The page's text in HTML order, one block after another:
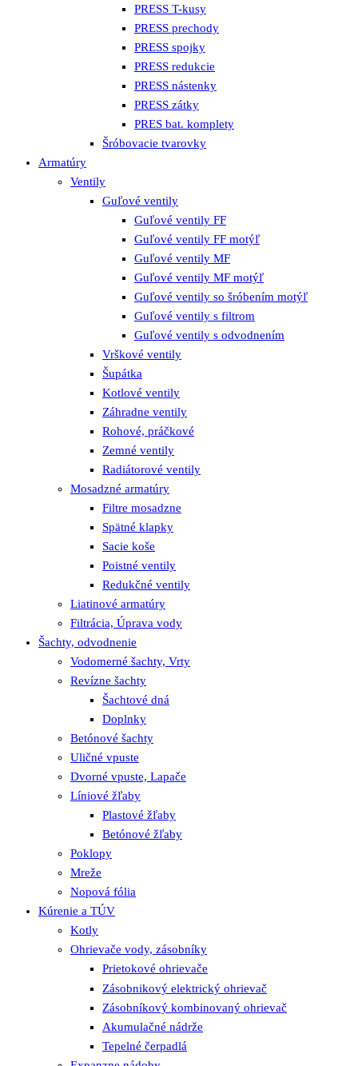
PRESS T-kusy
PRESS prechody
PRESS spojky
PRESS redukcie
PRESS nástenky
PRESS zátky
PRES bat. komplety
Šróbovacie tvarovky
Armatúry
Ventily
Guľové ventily
Guľové ventily FF
Guľové ventily FF motýľ
Guľové ventily MF
Guľové ventily MF motýľ
Guľové ventily so šróbením motýľ
Guľové ventily s filtrom
Guľové ventily s odvodnením
Vrškové ventily
Šupátka
Kotlové ventily
Záhradne ventily
Rohové, práčkové
Zemné ventily
Radiátorové ventily
Mosadzné armatúry
Filtre mosadzne
Spätné klapky
Sacie koše
Poistné ventily
Redukčné ventily
Liatinové armatúry
Filtrácia, Úprava vody
Šachty, odvodnenie
Vodomerné šachty, Vrty
Revízne šachty
Šachtové dná
Doplnky
Betónové šachty
Uličné vpuste
Dvorné vpuste, Lapače
Líniové žľaby
Plastové žľaby
Betónové žľaby
Poklopy
Mreže
Nopová fólia
Kúrenie a TÚV
Kotly
Ohrievače vody, zásobníky
Prietokové ohrievače
Zásobnikový elektrický ohrievač
Zásobníkový kombinovaný ohrievač
Akumulačné nádrže
Tepelné čerpadlá